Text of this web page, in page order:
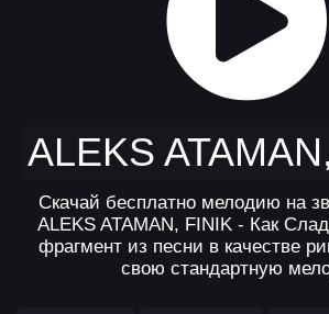
ALEKS
Скачай бесплатно мелодию на
ALEKS ATAMAN, FINIK - Как
фрагмент из песни в качестве
свою стандартную